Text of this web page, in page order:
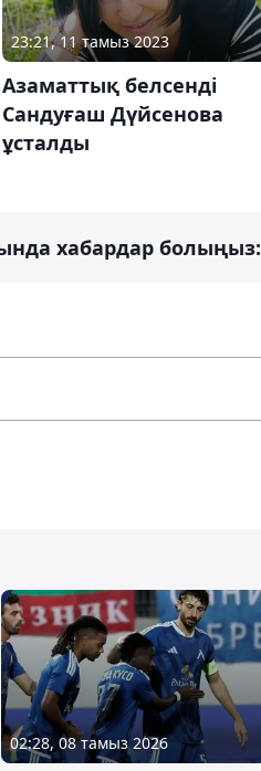
23:21, 11 тамыз 2023
Азаматтық белсенді
Сандуғаш Дүйсенова
ұсталды
хабардар болыңыз:
02:28, 08 тамыз 2026